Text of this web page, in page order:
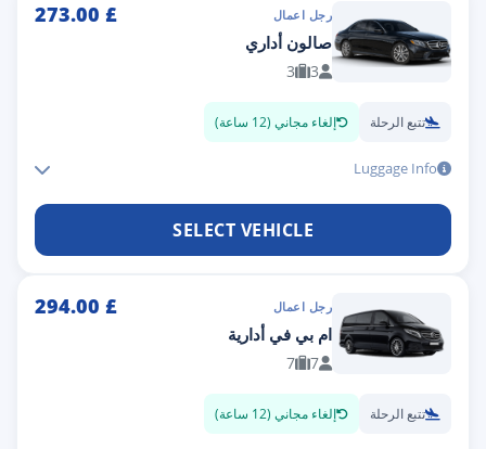
رجل اعمال £
273.00
صالون أداري
3
3
تتبع الرحلة إلغاء مجاني (12 ساعة)
Luggage Info
SELECT VEHICLE
رجل اعمال £
294.00
ام بي في أدارية
7
7
تتبع الرحلة إلغاء مجاني (12 ساعة)